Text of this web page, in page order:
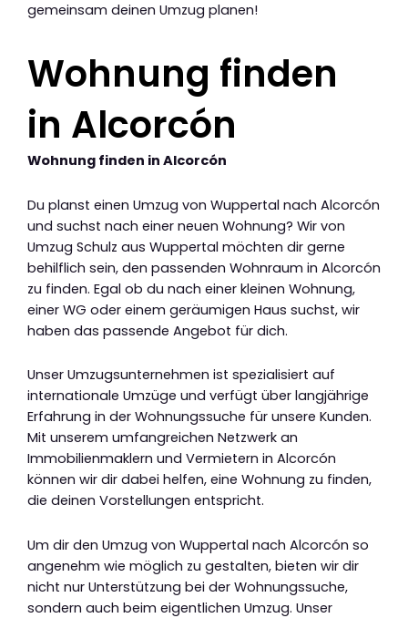
gemeinsam deinen Umzug planen!
Wohnung finden
in Alcorcón
Wohnung finden in Alcorcón
Du planst einen Umzug von Wuppertal nach Alcorcón
und suchst nach einer neuen Wohnung? Wir von
Umzug Schulz aus Wuppertal möchten dir gerne
behilflich sein, den passenden Wohnraum in Alcorcón
zu finden. Egal ob du nach einer kleinen Wohnung,
einer WG oder einem geräumigen Haus suchst, wir
haben das passende Angebot für dich.
Unser Umzugsunternehmen ist spezialisiert auf
internationale Umzüge und verfügt über langjährige
Erfahrung in der Wohnungssuche für unsere Kunden.
Mit unserem umfangreichen Netzwerk an
Immobilienmaklern und Vermietern in Alcorcón
können wir dir dabei helfen, eine Wohnung zu finden,
die deinen Vorstellungen entspricht.
Um dir den Umzug von Wuppertal nach Alcorcón so
angenehm wie möglich zu gestalten, bieten wir dir
nicht nur Unterstützung bei der Wohnungssuche,
sondern auch beim eigentlichen Umzug. Unser